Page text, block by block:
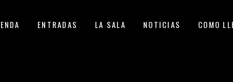
ENTRADAS LA SALA NOTICIAS COMO